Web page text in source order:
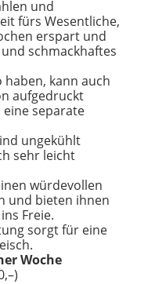
und
fürs Wesentliche,
erspart und
schmackhaftes
haben, kann auch
aufgedruckt
separate
ungekühlt
sehr leicht
würdevollen
und bieten ihnen
Freie.
sorgt für eine
Woche